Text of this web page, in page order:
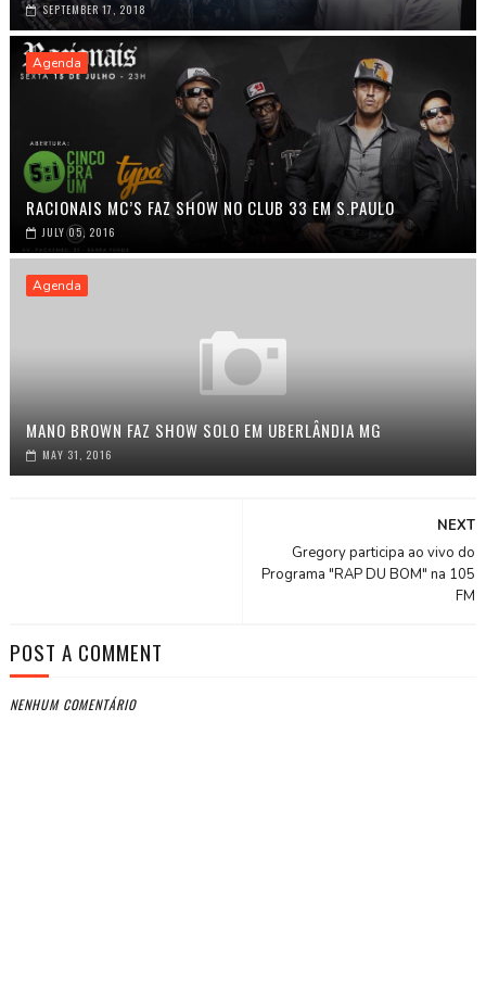
SEPTEMBER 17, 2018
Agenda
RACIONAIS MC’S FAZ SHOW NO CLUB 33 EM S.PAULO
JULY 05, 2016
Agenda
MANO BROWN FAZ SHOW SOLO EM UBERLÂNDIA MG
MAY 31, 2016
NEXT
Gregory participa ao vivo do
Programa "RAP DU BOM" na 105
FM
POST A COMMENT
NENHUM COMENTÁRIO